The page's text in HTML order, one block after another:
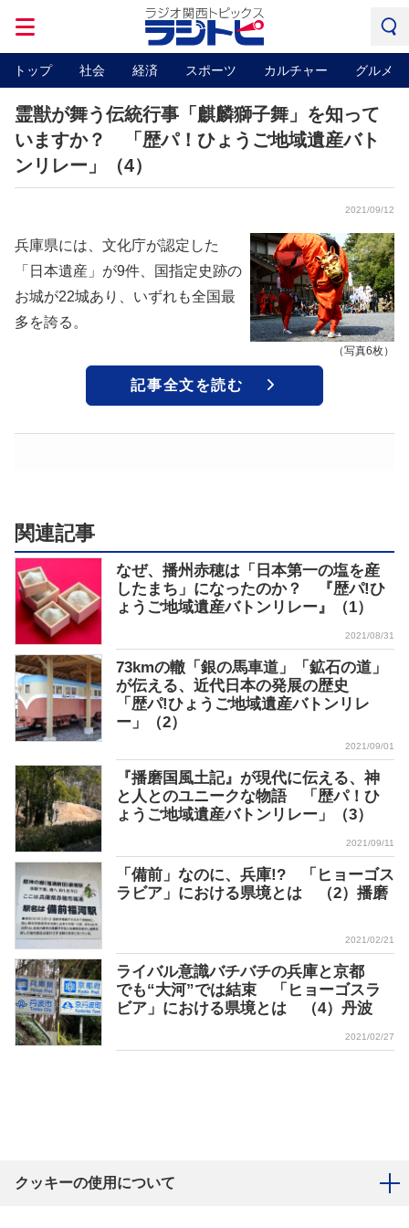
トップ 社会 経済 スポーツ カルチャー グルメ
霊獣が舞う伝統行事「麒麟獅子舞」を知って
いますか？ 「歴パ！ひょうご地域遺産バト
ンリレー」（4）
2021/09/12
（写真6枚）
兵庫県には、文化庁が認定した
「日本遺産」が9件、国指定史跡の
お城が22城あり、いずれも全国最
多を誇る。
記事全文を読む
関連記事
なぜ、播州赤穂は「日本第一の塩を産
したまち」になったのか？ 『歴パ!ひ
ょうご地域遺産バトンリレー』（1）
2021/08/31
73kmの轍「銀の馬車道」「鉱石の道」
が伝える、近代日本の発展の歴史
「歴パ!ひょうご地域遺産バトンリレ
ー」（2）
2021/09/01
『播磨国風土記』が現代に伝える、神
と人とのユニークな物語 「歴パ！ひ
ょうご地域遺産バトンリレー」（3）
2021/09/11
「備前」なのに、兵庫!? 「ヒョーゴス
ラビア」における県境とは （2）播磨
2021/02/21
ライバル意識バチバチの兵庫と京都
でも“大河”では結束 「ヒョーゴスラ
ビア」における県境とは （4）丹波
2021/02/27
クッキーの使用について